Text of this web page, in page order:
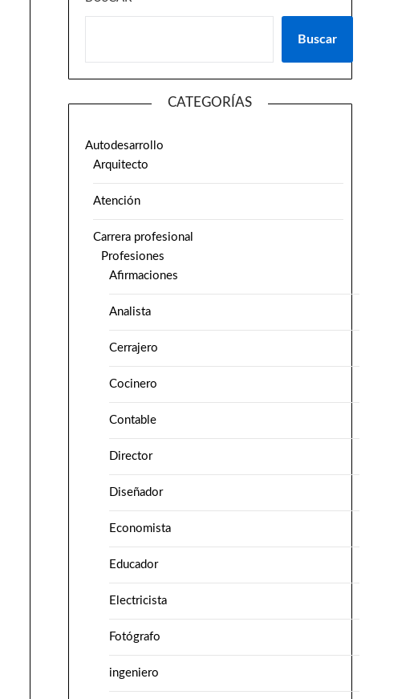
Buscar
CATEGORÍAS
Autodesarrollo
Arquitecto
Atención
Carrera profesional
Profesiones
Afirmaciones
Analista
Cerrajero
Cocinero
Contable
Director
Diseñador
Economista
Educador
Electricista
Fotógrafo
ingeniero